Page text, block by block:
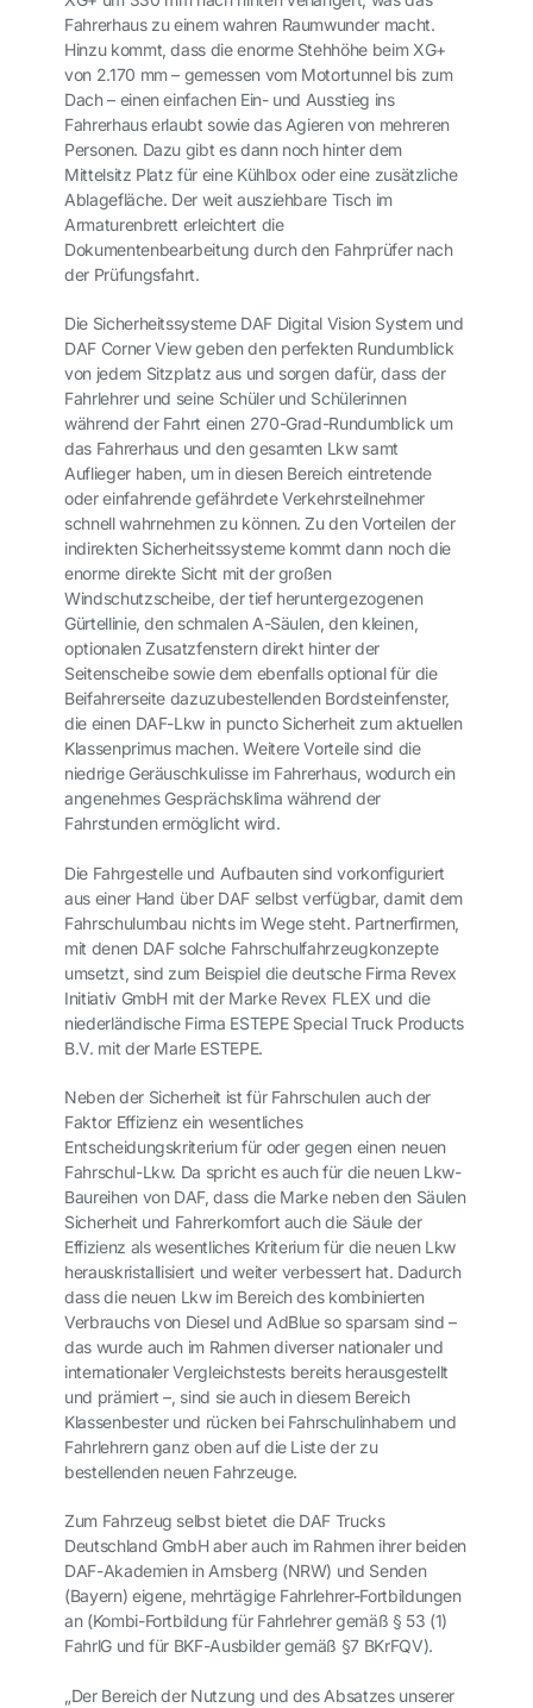
Fahrerhaus zu einem wahren Raumwunder macht.
Hinzu kommt, dass die enorme Stehhöhe beim XG+
von 2.170 mm – gemessen vom Motortunnel bis zum
Dach – einen einfachen Ein- und Ausstieg ins
Fahrerhaus erlaubt sowie das Agieren von mehreren
Personen. Dazu gibt es dann noch hinter dem
Mittelsitz Platz für eine Kühlbox oder eine zusätzliche
Ablagefläche. Der weit ausziehbare Tisch im
Armaturenbrett erleichtert die
Dokumentenbearbeitung durch den Fahrprüfer nach
der Prüfungsfahrt.
Die Sicherheitssysteme DAF Digital Vision System und
DAF Corner View geben den perfekten Rundumblick
von jedem Sitzplatz aus und sorgen dafür, dass der
Fahrlehrer und seine Schüler und Schülerinnen
während der Fahrt einen 270-Grad-Rundumblick um
das Fahrerhaus und den gesamten Lkw samt
Auflieger haben, um in diesen Bereich eintretende
oder einfahrende gefährdete Verkehrsteilnehmer
schnell wahrnehmen zu können. Zu den Vorteilen der
indirekten Sicherheitssysteme kommt dann noch die
enorme direkte Sicht mit der großen
Windschutzscheibe, der tief heruntergezogenen
Gürtellinie, den schmalen A-Säulen, den kleinen,
optionalen Zusatzfenstern direkt hinter der
Seitenscheibe sowie dem ebenfalls optional für die
Beifahrerseite dazuzubestellenden Bordsteinfenster,
die einen DAF-Lkw in puncto Sicherheit zum aktuellen
Klassenprimus machen. Weitere Vorteile sind die
niedrige Geräuschkulisse im Fahrerhaus, wodurch ein
angenehmes Gesprächsklima während der
Fahrstunden ermöglicht wird.
Die Fahrgestelle und Aufbauten sind vorkonfiguriert
aus einer Hand über DAF selbst verfügbar, damit dem
Fahrschulumbau nichts im Wege steht. Partnerfirmen,
mit denen DAF solche Fahrschulfahrzeugkonzepte
umsetzt, sind zum Beispiel die deutsche Firma Revex
Initiativ GmbH mit der Marke Revex FLEX und die
niederländische Firma ESTEPE Special Truck Products
B.V. mit der Marle ESTEPE.
Neben der Sicherheit ist für Fahrschulen auch der
Faktor Effizienz ein wesentliches
Entscheidungskriterium für oder gegen einen neuen
Fahrschul-Lkw. Da spricht es auch für die neuen Lkw-
Baureihen von DAF, dass die Marke neben den Säulen
Sicherheit und Fahrerkomfort auch die Säule der
Effizienz als wesentliches Kriterium für die neuen Lkw
herauskristallisiert und weiter verbessert hat. Dadurch
dass die neuen Lkw im Bereich des kombinierten
Verbrauchs von Diesel und AdBlue so sparsam sind –
das wurde auch im Rahmen diverser nationaler und
internationaler Vergleichstests bereits herausgestellt
und prämiert –, sind sie auch in diesem Bereich
Klassenbester und rücken bei Fahrschulinhabern und
Fahrlehrern ganz oben auf die Liste der zu
bestellenden neuen Fahrzeuge.
Zum Fahrzeug selbst bietet die DAF Trucks
Deutschland GmbH aber auch im Rahmen ihrer beiden
DAF-Akademien in Arnsberg (NRW) und Senden
(Bayern) eigene, mehrtägige Fahrlehrer-Fortbildungen
an (Kombi-Fortbildung für Fahrlehrer gemäß § 53 (1)
FahrlG und für BKF-Ausbilder gemäß §7 BKrFQV).
„Der Bereich der Nutzung und des Absatzes unserer